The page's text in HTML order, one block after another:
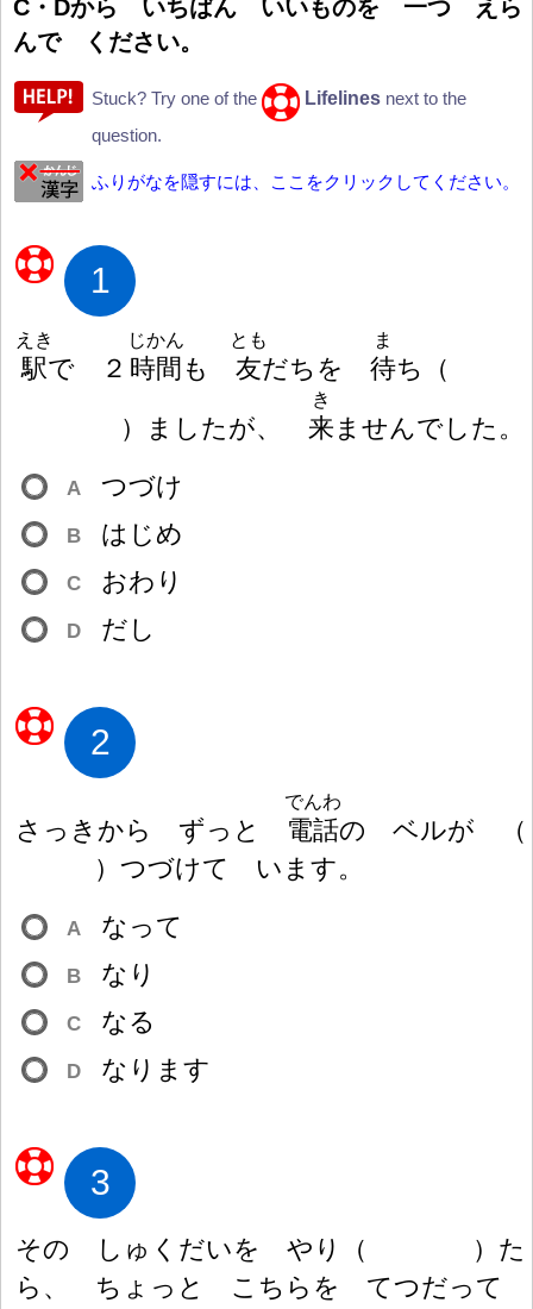
C・Dから いちばん いいものを 一つ えら
んで ください。
Stuck? Try one of the Lifelines next to the
question.
ふりがなを隠すには、ここをクリックしてください。
1
駅
えき
で ２ 時間
じかん
も 友
とも
だちを 待
ま
ち
（
）
ましたが、 来
き
ませんでした。
A つづけ
B はじめ
C おわり
D だし
2
さっきから ずっと 電話
でんわ
の ベルが
（
） つづけて います。
A なって
B なり
C なる
D なります
3
その しゅくだいを やり （ ） た
ら、 ちょっと こちらを てつだって